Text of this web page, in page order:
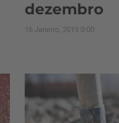
dezembro
16 Janeiro, 2019 0:00